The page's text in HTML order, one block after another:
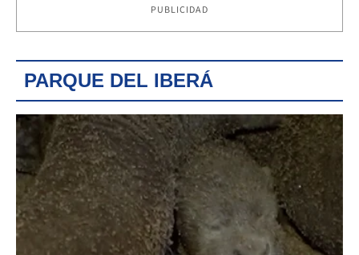
PUBLICIDAD
PARQUE DEL IBERÁ